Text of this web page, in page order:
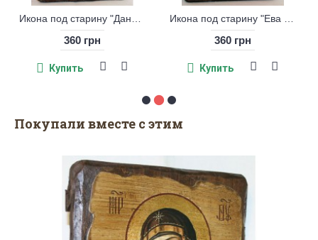
Икона под старину "Ева Праматерь"
360 грн
Купить
Икона под старину "Евгений Херсонесский"
360 грн
Купить
Покупали вместе с этим